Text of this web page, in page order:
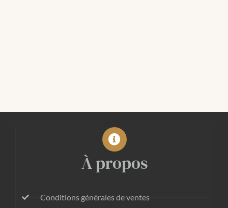
À propos
Conditions générales de ventes